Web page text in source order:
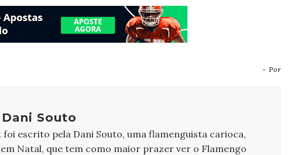
- Por
Souto
foi escrito pela Dani Souto, uma flamenguista carioca,
Natal, que tem como maior prazer ver o Flamengo